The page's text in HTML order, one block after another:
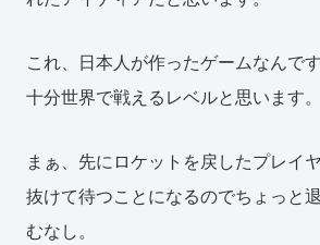
これ、日本人が作ったゲームなんで
十分世界で戦えるレベルと思います。
まぁ、先にロケットを戻したプレイ
抜けて待つことになるのでちょっと
むなし。